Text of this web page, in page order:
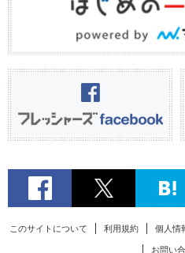
このサイトについて 利用規約 個人情
お問い